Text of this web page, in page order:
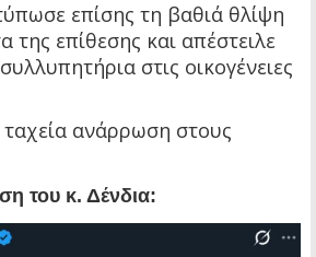
επίσης τη βαθιά θλίψη
της επίθεσης και απέστειλε
στις οικογένειες
ανάρρωση στους
του κ. Δένδια: